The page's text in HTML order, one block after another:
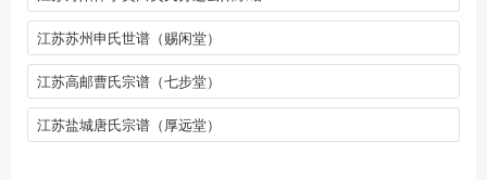
江苏苏州申氏世谱（赐闲堂）
江苏高邮曹氏宗谱（七步堂）
江苏盐城唐氏宗谱（厚远堂）